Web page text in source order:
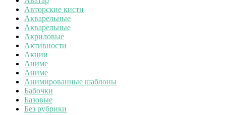
Авторские кисти
Акварельные
Акварельные
Акриловые
Активности
Акции
Аниме
Аниме
Анимированные шаблоны
Бабочки
Базовые
Без рубрики